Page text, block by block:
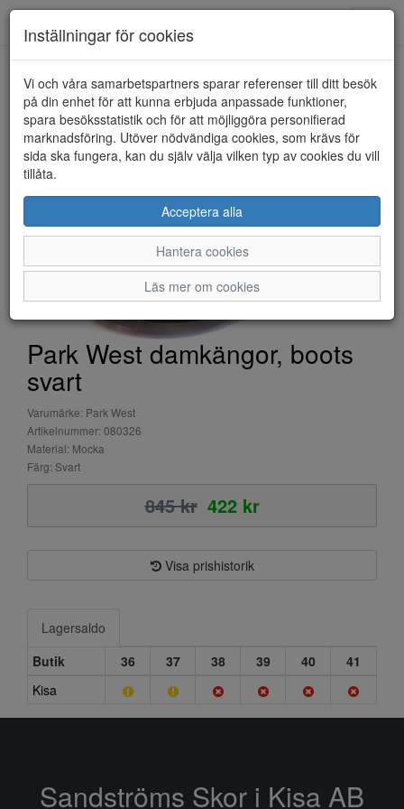
HEM PARK WEST
Park West damkängor, boots
svart
Varumärke: Park West
Artikelnummer: 080326
Material: Mocka
Färg: Svart
845 kr 422 kr
Visa prishistorik
Lagersaldo
Butik
36 37 38 39 40
41
Kisa
Inställningar för cookies
Vi och våra samarbetspartners sparar referenser till ditt besök
på din enhet för att kunna erbjuda anpassade funktioner,
spara besöksstatistik och för att möjliggöra personifierad
marknadsföring. Utöver nödvändiga cookies, som krävs för
sida ska fungera, kan du själv välja vilken typ av cookies du vill
tillåta.
Acceptera alla
Hantera cookies
Läs mer om cookies
Sandströms Skor i Kisa AB